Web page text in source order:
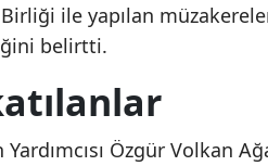
ile yapılan
belirtti.
Özgür Volkan